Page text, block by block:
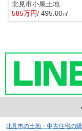
北見市小泉土地
585万円/ 495.00㎡
北見市の土地・中古住宅の